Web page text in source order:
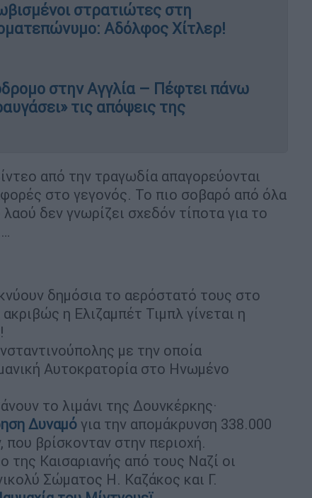
στρατιώτες στη
Αδόλφος Χίτλερ!
στην Αγγλία – Πέφτει πάνω
τις απόψεις της
από την τραγωδία απαγορεύονται
στο γεγονός. Το πιο σοβαρό από όλα
δεν γνωρίζει σχεδόν τίποτα για το
δημόσια το αερόστατό τους στο
η Ελιζαμπέτ Τιμπλ γίνεται η
με την οποία
Αυτοκρατορία στο Ηνωμένο
το λιμάνι της Δουνκέρκης·
Δυναμόγια την απομάκρυνση 338.000
βρίσκονταν στην περιοχή.
της Καισαριανής από τους Ναζί οι
Σώματος Η. Καζάκος και Γ.